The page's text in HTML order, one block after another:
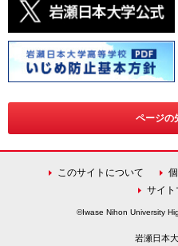
ページの
このサイトについて
サイト
©Iwase Nihon University
岩瀬日本